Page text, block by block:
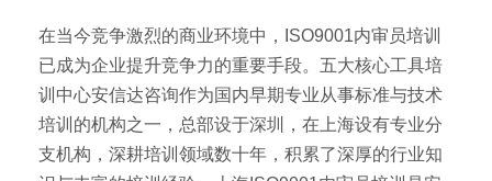
在当今竞争激烈的商业环境中，ISO9001内审员培训
已成为企业提升竞争力的重要手段。五大核心工具培
训中心安信达咨询作为国内早期专业从事标准与技术
培训的机构之一，总部设于深圳，在上海设有专业分
支机构，深耕培训领域数十年，积累了深厚的行业知